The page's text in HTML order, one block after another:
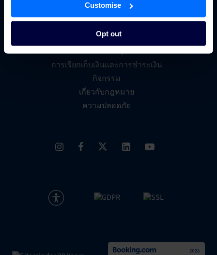
Customise
Opt out
เกี่ยวกับเรา
ติดต่อเรา
การสนับสนุน
การเรียกเก็บเงินและการชำระเงิน
กิจกรรม
เกี่ยวกับกฎหมาย
ความปลอดภัย